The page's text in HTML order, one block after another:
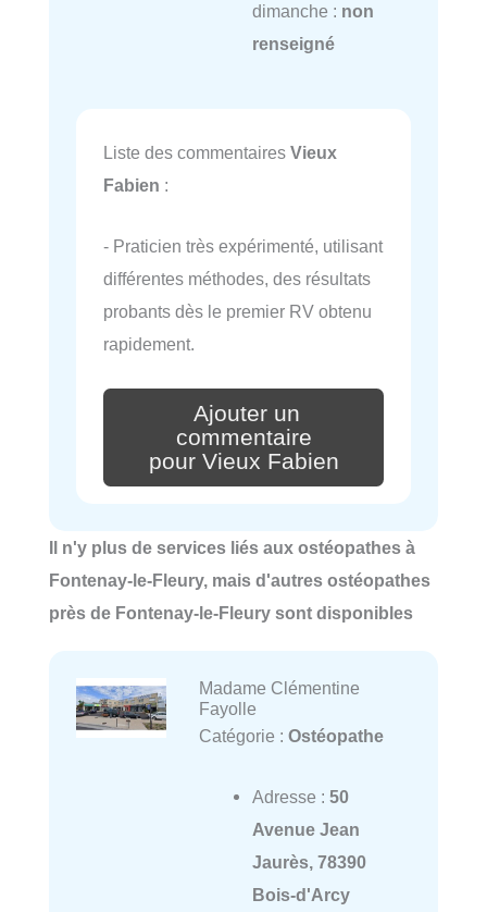
dimanche : non
renseigné
Liste des commentaires Vieux
Fabien :
- Praticien très expérimenté, utilisant
différentes méthodes, des résultats
probants dès le premier RV obtenu
rapidement.
Ajouter un
commentaire
pour Vieux Fabien
Il n'y plus de services liés aux ostéopathes à
Fontenay-le-Fleury, mais d'autres ostéopathes
près de Fontenay-le-Fleury sont disponibles
Madame Clémentine
Fayolle
Catégorie : Ostéopathe
Adresse : 50
Avenue Jean
Jaurès, 78390
Bois-d'Arcy